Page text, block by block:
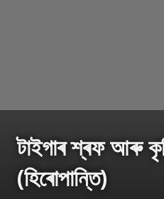
টাইগাৰ শ্ৰফ আৰু
(হিৰোপান্তি)